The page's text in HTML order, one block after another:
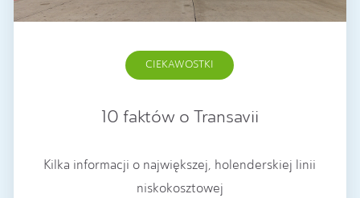
CIEKAWOSTKI
10 faktów o Transavii
Kilka informacji o największej, holenderskiej linii
niskokosztowej